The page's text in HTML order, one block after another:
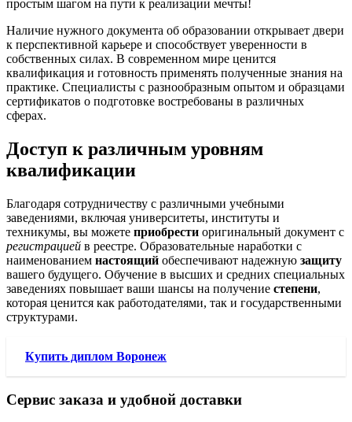
простым шагом на пути к реализации мечты!
Наличие нужного документа об образовании открывает двери
к перспективной карьере и способствует уверенности в
собственных силах. В современном мире ценится
квалификация и готовность применять полученные знания на
практике. Специалисты с разнообразным опытом и образцами
сертификатов о подготовке востребованы в различных
сферах.
Доступ к различным уровням
квалификации
Благодаря сотрудничеству с различными учебными
заведениями, включая университеты, институты и
техникумы, вы можете приобрести оригинальный документ с
регистрацией в реестре. Образовательные наработки с
наименованием настоящий обеспечивают надежную защиту
вашего будущего. Обучение в высших и средних специальных
заведениях повышает ваши шансы на получение степени,
которая ценится как работодателями, так и государственными
структурами.
Купить диплом Воронеж
Сервис заказа и удобной доставки